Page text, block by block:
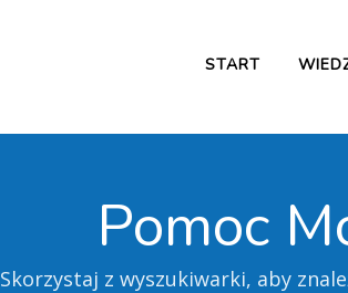
START
Pomoc
Skorzystaj z wyszukiwarki, aby